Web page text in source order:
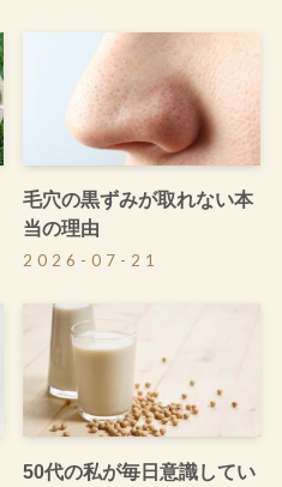
毛穴の黒ずみが取れない本
当の理由
2026-07-21
50代の私が毎日意識してい